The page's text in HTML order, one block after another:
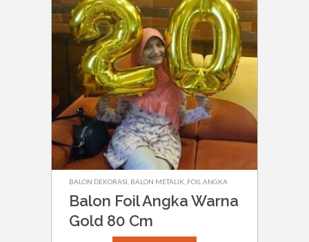
BALON DEKORASI BALON METALIK FOIL ANGKA
Balon Foil Angka Warna
Gold 80 Cm